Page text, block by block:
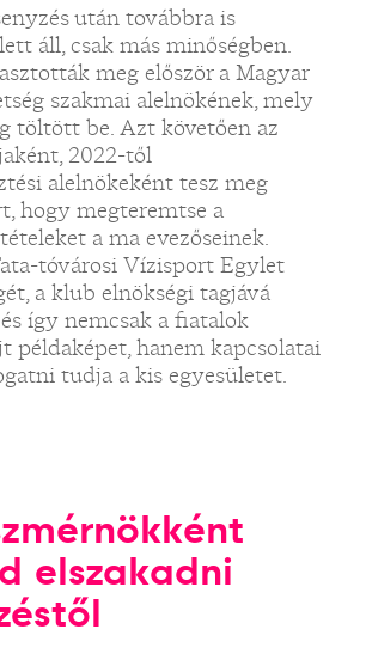
után továbbra is
áll, csak más minőségben.
meg először a Magyar
szakmai alelnökének, mely
töltött be. Azt követően az
2022-től
alelnökeként tesz meg
hogy megteremtse a
a ma evezőseinek.
tóvárosi Vízisport Egylet
a klub elnökségi tagjává
így nemcsak a fiatalok
példaképet, hanem kapcsolatai
tudja a kis egyesületet.
elszakadni